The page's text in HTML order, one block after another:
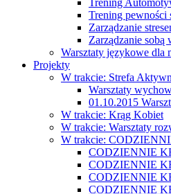
Trening pewności
Zarządzanie
Zarządzanie sobą
Warsztaty językowe dla
Projekty
W trakcie: Strefa
Warsztaty
01.10.2015
W trakcie: Krąg Kobiet
W trakcie: Warsztaty
W trakcie:
CODZIENNIE
CODZIENNIE
CODZIENNIE
CODZIENNIE